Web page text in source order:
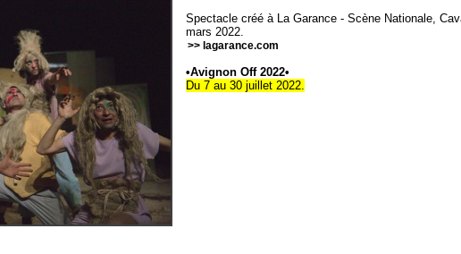
Spectacle créé à La Garance - Scène Nationale,
mars 2022.
>> lagarance.com
•Avignon Off 2022•
Du 7 au 30 juillet 2022.